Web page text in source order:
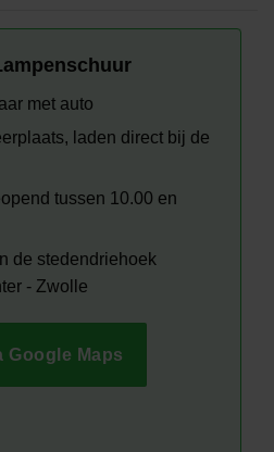
met auto
laden direct bij de
tussen 10.00 en
de stedendriehoek
- Zwolle
Google Maps